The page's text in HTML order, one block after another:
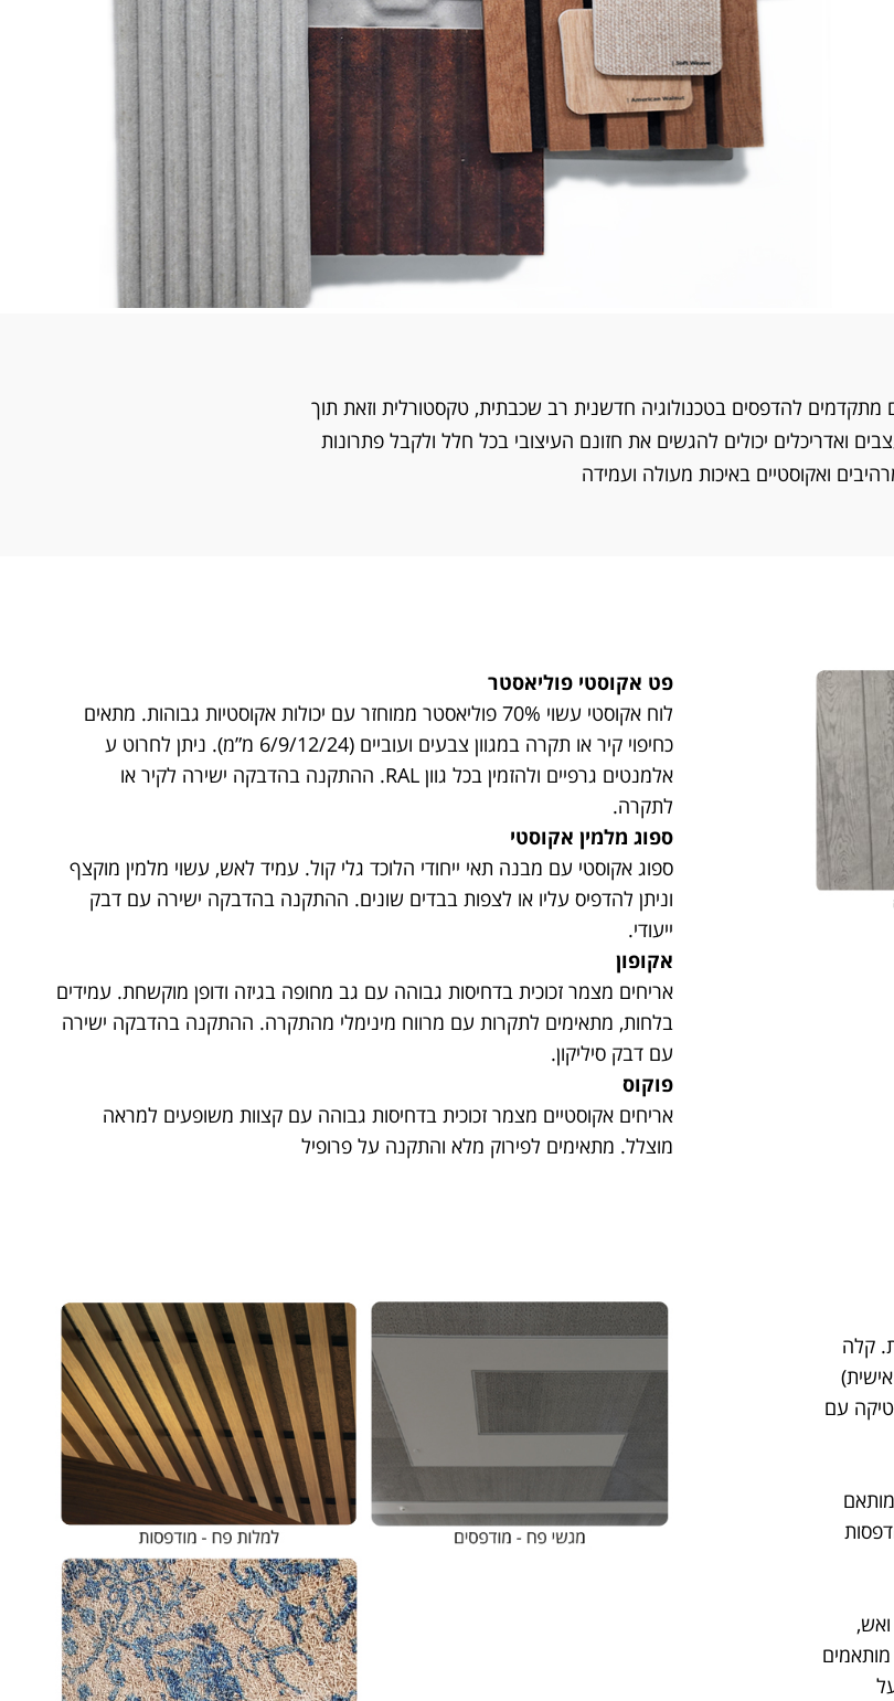
מתקדמים להדפסים בטכנולוגיה חדשנית רב שכבתית, טקסטורלית וזאת תוך
ואדריכלים יכולים להגשים את חזונם העיצובי בכל חלל ולקבל פתרונות
ואקוסטיים באיכות מעולה ועמידה
פט אקוסטי פוליאסטר
לוח אקוסטי עשוי 70% פוליאסטר ממוחזר עם יכולות אקוסטיות גבוהות. מתאים
כחיפוי קיר או תקרה במגוון צבעים ועוביים (6/9/12/24 מ”מ). ניתן לחרוט ע
אלמנטים גרפיים ולהזמין בכל גוון RAL. ההתקנה בהדבקה ישירה לקיר או
לתקרה.
ספוג מלמין אקוסטי
ספוג אקוסטי עם מבנה תאי ייחודי הלוכד גלי קול. עמיד לאש, עשוי מלמין מוקצף
וניתן להדפיס עליו או לצפות בבדים שונים. ההתקנה בהדבקה ישירה עם דבק
ייעודי.
אקופון
אריחים מצמר זכוכית בדחיסות גבוהה עם גב מחופה בגיזה ודופן מוקשחת. עמידים
בלחות, מתאימים לתקרות עם מרווח מינימלי מהתקרה. ההתקנה בהדבקה ישירה
עם דבק סיליקון.
פוקוס
אריחים אקוסטיים מצמר זכוכית בדחיסות גבוהה עם קצוות משופעים למראה
מוצלל. מתאימים לפירוק מלא והתקנה על פרופיל
קלה
בהתאמה אישית)
עם
ואש,
6060 או 60120 ובגוונים מותאמים
הירשמו לניוזלטר שלנו